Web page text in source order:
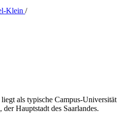
Klein /
als typische Campus-Universität
Hauptstadt des Saarlandes.